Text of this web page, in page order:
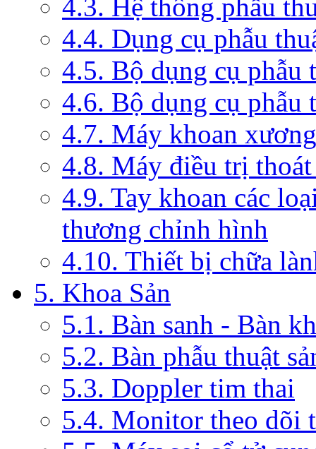
4.3. Hệ thống phẫu
4.4. Dụng cụ phẫu
4.5. Bộ dụng cụ phẫu
4.6. Bộ dụng cụ phẫu
4.7. Máy khoan
4.8. Máy điều trị
4.9. Tay khoan các
thương chỉnh hình
4.10. Thiết bị chữa
5. Khoa Sản
5.1. Bàn sanh - Bàn
5.2. Bàn phẫu thuật
5.3. Doppler tim thai
5.4. Monitor theo dõi